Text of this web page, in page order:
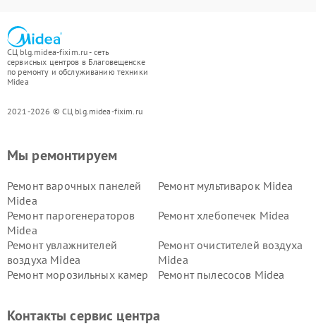
СЦ blg.midea-fixim.ru - сеть
сервисных центров в Благовещенске
по ремонту и обслуживанию техники
Midea
2021-2026 © СЦ blg.midea-fixim.ru
Мы ремонтируем
Ремонт варочных панелей
Midea
Ремонт мультиварок Midea
Ремонт парогенераторов
Midea
Ремонт хлебопечек Midea
Ремонт увлажнителей
воздуха Midea
Ремонт очистителей воздуха
Midea
Ремонт морозильных камер
Ремонт пылесосов Midea
пылесосов Midea
Контакты сервис центра